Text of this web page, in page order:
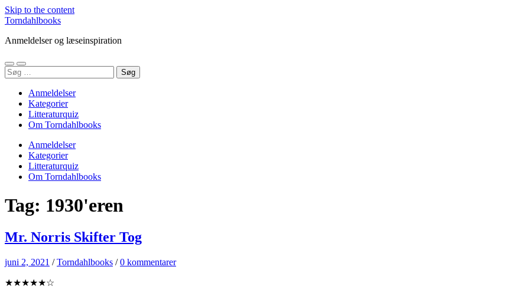
Skip to the content
Torndahlbooks
Anmeldelser og læseinspiration
Toggle
mobile
Toggle
search
Søg
efter:
Anmeldelser
Kategorier
Litteraturquiz
Om Torndahlbooks
Anmeldelser
Kategorier
Litteraturquiz
Om Torndahlbooks
Tag: 1930'eren
Mr. Norris Skifter Tog
juni 2, 2021 /Torndahlbooks /0 kommentarer
★★★★★☆